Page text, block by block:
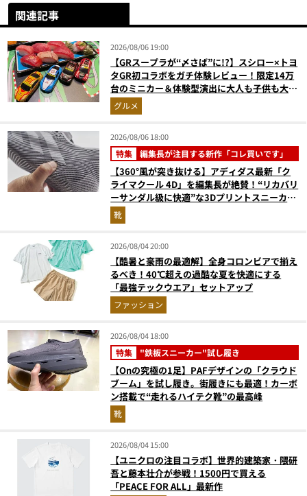
関連記事
2026/08/06 19:00
【GRスープラが“〆さば”に!?】スシロー×トヨ
タGR初コラボをガチ体験レビュー！限定14万
台のミニカー＆体験型演出に大人も子供も大興
奮間違いなし
グルメ
2026/08/06 18:00
特集 編集長が注目する新作「コレ買いです」
【360°風が突き抜ける】アディダス最新「ク
ライマクール 4D」を編集長が絶賛！“リカバリ
ーサンダル級に快適”な3Dプリントスニーカー
『コレ買いです』Vol.173
靴
2026/08/04 20:00
【酷暑と豪雨の最適解】全身コロンビアで揃え
るべき！40℃超えの過酷な夏を快適にする
「最強テックウエア」セットアップ
ファッション
2026/08/04 18:00
特集 "鉄板スニーカー"試し履き
【Onの究極の1足】PAFデザインの「クラウド
ブーム」を試し履き。街履きにも最適！カーボ
ン搭載で“走れるハイテク靴”の最高峰
靴
2026/08/04 15:00
【ユニクロの注目コラボ】世界的建築家・隈研
吾と藤本壮介が参戦！1500円で買える
「PEACE FOR ALL」最新作